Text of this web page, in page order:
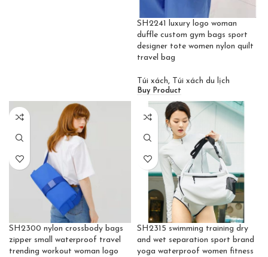
SH2241 luxury logo woman
duffle custom gym bags sport
designer tote women nylon quilt
travel bag
Túi xách, Túi xách du lịch
Buy Product
SH2300 nylon crossbody bags
zipper small waterproof travel
trending workout woman logo
SH2315 swimming training dry
and wet separation sport brand
yoga waterproof women fitness